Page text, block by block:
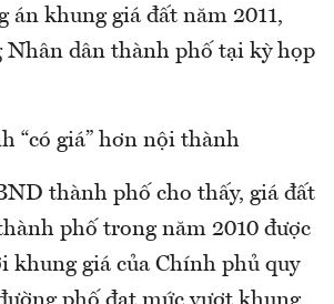
án khung giá đất năm 2011,
dân thành phố tại kỳ họp
“có giá” hơn nội thành
thành phố cho thấy, giá đất
phố trong năm 2010 được
khung giá của Chính phủ quy